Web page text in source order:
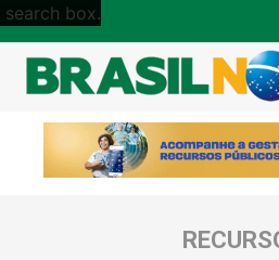
search box.